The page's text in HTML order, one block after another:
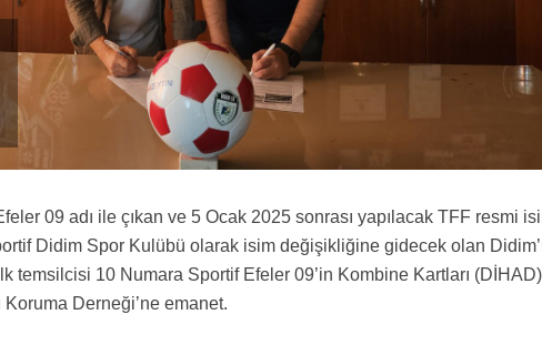
09 adı ile çıkan ve 5 Ocak 2025 sonrası yapılacak TFF resmi
Didim Spor Kulübü olarak isim değişikliğine gidecek olan
temsilcisi 10 Numara Sportif Efeler 09’in Kombine Kartları (DİHAD)
Derneği’ne emanet.